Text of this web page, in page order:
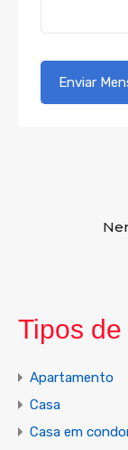
Tipos
Apartamento
Casa
Casa em